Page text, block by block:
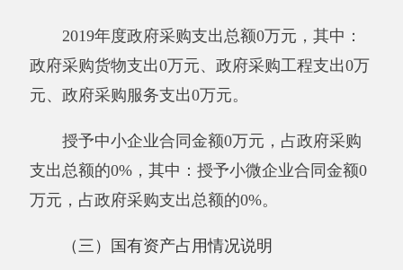
上级补助收入：指事业单位从主管部门和上
级单位取得的非财政补助收入。
其辅助活动所取得的收入。
经营收入：指事业单位在专业业务活动及其
辅助活动之外开展非独立核算经营活动取得的收